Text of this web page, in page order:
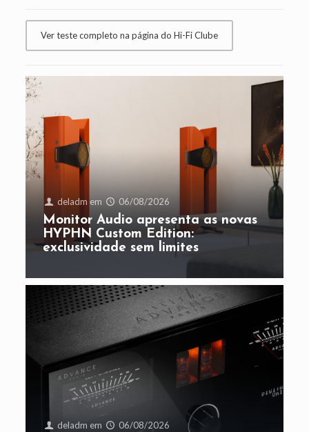
Ver teste completo na página do Hi-Fi Clube
deladm em 06/08/2026
Monitor Audio apresenta as novas
HYPHN Custom Edition:
exclusividade sem limites
deladm em 06/08/2026